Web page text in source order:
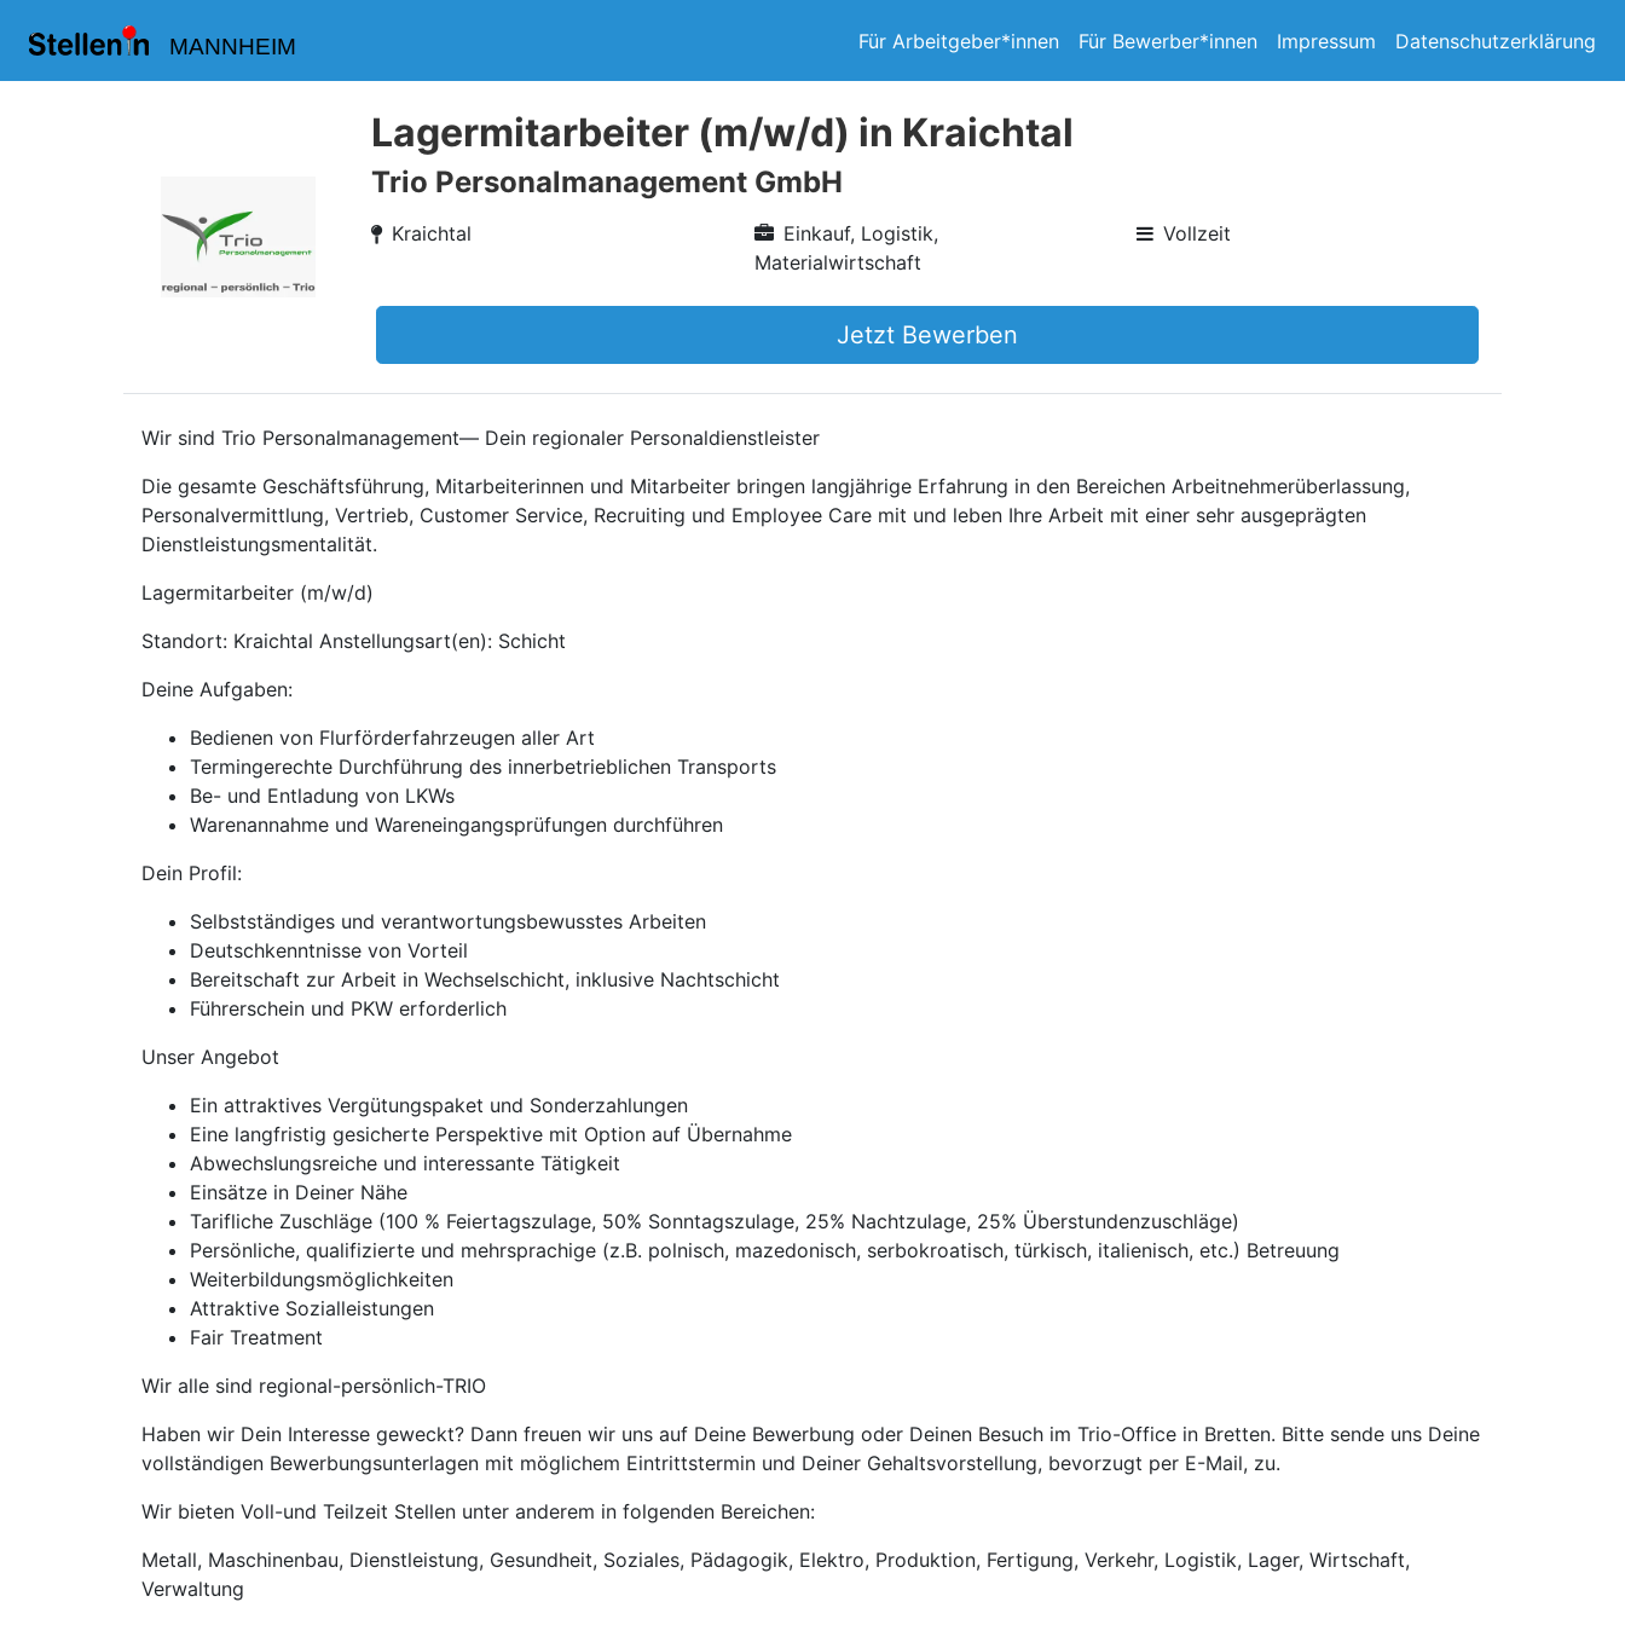
MANNHEIM Für Arbeitgeber*innen Für Bewerber*innen Impressum Datenschutzerklärung
Lagermitarbeiter (m/w/d) in Kraichtal
Trio Personalmanagement GmbH
Kraichtal
Einkauf, Logistik,
Materialwirtschaft
Vollzeit
Jetzt Bewerben
Wir sind Trio Personalmanagement— Dein regionaler Personaldienstleister
Die gesamte Geschäftsführung, Mitarbeiterinnen und Mitarbeiter bringen langjährige Erfahrung in den Bereichen Arbeitnehmerüberlassung,
Personalvermittlung, Vertrieb, Customer Service, Recruiting und Employee Care mit und leben Ihre Arbeit mit einer sehr ausgeprägten
Dienstleistungsmentalität.
Lagermitarbeiter (m/w/d)
Standort: Kraichtal Anstellungsart(en): Schicht
Deine Aufgaben:
Bedienen von Flurförderfahrzeugen aller Art
Termingerechte Durchführung des innerbetrieblichen Transports
Be- und Entladung von LKWs
Warenannahme und Wareneingangsprüfungen durchführen
Dein Profil:
Selbstständiges und verantwortungsbewusstes Arbeiten
Deutschkenntnisse von Vorteil
Bereitschaft zur Arbeit in Wechselschicht, inklusive Nachtschicht
Führerschein und PKW erforderlich
Unser Angebot
Ein attraktives Vergütungspaket und Sonderzahlungen
Eine langfristig gesicherte Perspektive mit Option auf Übernahme
Abwechslungsreiche und interessante Tätigkeit
Einsätze in Deiner Nähe
Tarifliche Zuschläge (100 % Feiertagszulage, 50% Sonntagszulage, 25% Nachtzulage, 25% Überstundenzuschläge)
Persönliche, qualifizierte und mehrsprachige (z.B. polnisch, mazedonisch, serbokroatisch, türkisch, italienisch, etc.) Betreuung
Weiterbildungsmöglichkeiten
Attraktive Sozialleistungen
Fair Treatment
Wir alle sind regional-persönlich-TRIO
Haben wir Dein Interesse geweckt? Dann freuen wir uns auf Deine Bewerbung oder Deinen Besuch im Trio-Office in Bretten. Bitte sende uns Deine
vollständigen Bewerbungsunterlagen mit möglichem Eintrittstermin und Deiner Gehaltsvorstellung, bevorzugt per E-Mail, zu.
Wir bieten Voll-und Teilzeit Stellen unter anderem in folgenden Bereichen:
Metall, Maschinenbau, Dienstleistung, Gesundheit, Soziales, Pädagogik, Elektro, Produktion, Fertigung, Verkehr, Logistik, Lager, Wirtschaft,
Verwaltung